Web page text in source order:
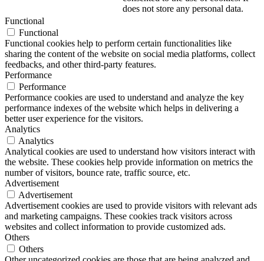
does not store any personal data.
Functional
Functional
Functional cookies help to perform certain functionalities like
sharing the content of the website on social media platforms, collect
feedbacks, and other third-party features.
Performance
Performance
Performance cookies are used to understand and analyze the key
performance indexes of the website which helps in delivering a
better user experience for the visitors.
Analytics
Analytics
Analytical cookies are used to understand how visitors interact with
the website. These cookies help provide information on metrics the
number of visitors, bounce rate, traffic source, etc.
Advertisement
Advertisement
Advertisement cookies are used to provide visitors with relevant ads
and marketing campaigns. These cookies track visitors across
websites and collect information to provide customized ads.
Others
Others